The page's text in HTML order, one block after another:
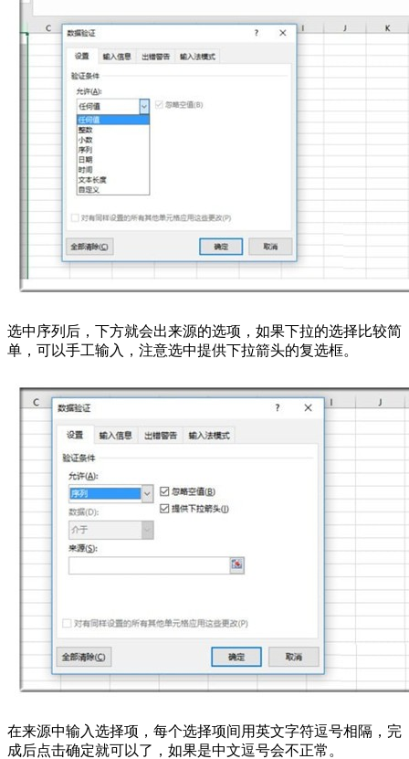
选中序列后，下方就会出来源的选项，如果下拉的选择比较简
单，可以手工输入，注意选中提供下拉箭头的复选框。
在来源中输入选择项，每个选择项间用英文字符逗号相隔，完
成后点击确定就可以了，如果是中文逗号会不正常。